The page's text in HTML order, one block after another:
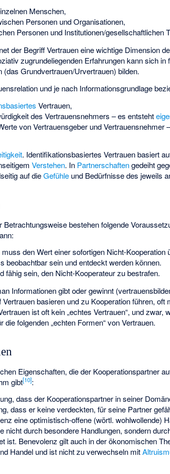
Menschen,
Personen und Organisationen,
Personen und Institutionen/gesellschaftlichen
der Begriff Vertrauen eine wichtige Dimension
zugrundeliegenden Erfahrungen kann sich in
(dasGrundvertrauen/Urvertrauen) bilden.
und je nach Informationsgrundlage
Vertrauen,
des Vertrauensnehmers – es entsteht
von Vertrauensgeber und Vertrauensnehmer
. Identifikationsbasiertes Vertrauen basiert
Verstehen. In Partnerschaftengedeiht
auf dieGefühle und Bedürfnisse des jeweils
bestehen folgende
muss den Wert einer sofortigen Nicht-Kooperation
beobachtbar sein und entdeckt werden können.
fähig sein, den Nicht-Kooperateur zu bestrafen.
Informationen gibt oder gewinnt
basieren und zu Kooperation führen, oft
ist oft kein „echtes Vertrauen“, und zwar,
folgenden „echten Formen“ von Vertrauen.
Eigenschaften, die der Kooperationspartner
gibt[10]:
dass der Kooperationspartner in seiner
dass er keine verdeckten, für seine Partner
eine optimistisch-offene (wörtl. wohlwollende)
nicht durch besondere Handlungen, sondern
ist. Benevolenz gilt auch in der ökonomischen
Handel und ist nicht zu verwechseln mit